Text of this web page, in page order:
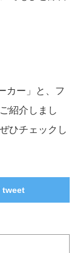
カー」と、フ
紹介しまし
ひチェックし
tweet